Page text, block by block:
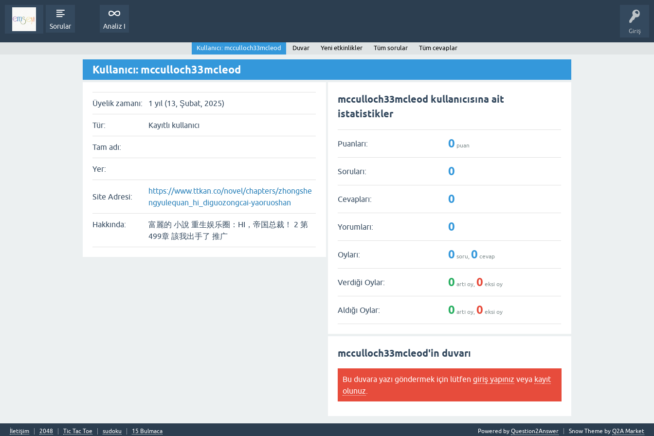
Giriş
Sorular Analiz I
Kullanıcı: mcculloch33mcleod Duvar Yeni etkinlikler Tüm sorular Tüm cevaplar
Kullanıcı: mcculloch33mcleod
Üyelik zamanı: 1 yıl (13, Şubat, 2025)
Tür: Kayıtlı kullanıcı
Tam adı:
Yer:
Site Adresi:
https://www.ttkan.co/novel/chapters/zhongshe
ngyulequan_hi_diguozongcai-yaoruoshan
Hakkında:
富麗的 小說 重生娱乐圈：HI，帝国总裁！ 2 第
499章 該我出手了 推广
mcculloch33mcleod kullanıcısına ait
istatistikler
Puanları: 0 puan
Soruları: 0
Cevapları: 0
Yorumları: 0
Oyları: 0 soru,0 cevap
Verdiği Oylar: 0 artı oy,0 eksi oy
Aldığı Oylar: 0 artı oy,0 eksi oy
mcculloch33mcleod'in duvarı
Bu duvara yazı göndermek için lütfengiriş yapınız veya kayıt
olunuz
İletişim 2048 Tic Tac Toe sudoku 15 Bulmaca Snow Theme by Q2A Market
Powered by Question2Answer